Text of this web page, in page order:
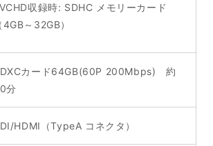
収録時: SDHC メモリーカード
4GB～32GB）
カード64GB(60P 200Mbps) 約
分
HDMI（TypeA コネクタ）